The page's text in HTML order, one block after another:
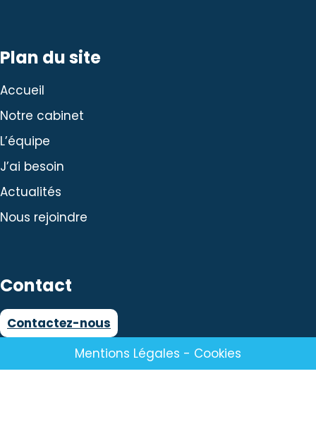
Plan du site
Accueil
Notre cabinet
L’équipe
J’ai besoin
Actualités
Nous rejoindre
Contact
Contactez-nous
Mentions Légales - Cookies